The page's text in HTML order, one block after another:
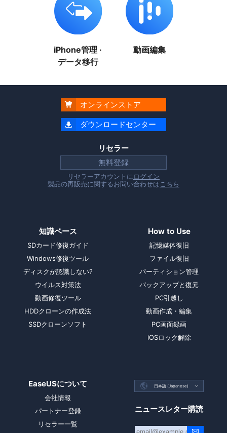
iPhone管理 ·
データ移行
動画編集
 オンラインストア
 ダウンロードセンター
リセラー
無料登録
リセラーアカウントに ログイン
製品の再販売に関するお問い合わせは こちら
知識ベース
SDカード修復ガイド
Windows修復ツール
ディスクが認識しない?
ウイルス対策法
動画修復ツール
HDDクローンの作成法
SSDクローンソフト
How to Use
記憶媒体復旧
ファイル復旧
パーティション管理
バックアップと復元
PC引越し
動画作成・編集
PC画面録画
iOSロック解除
EaseUSについて
会社情報
パートナー登録
リセラー一覧
 日本語 (Japanese) 
ニュースレター購読